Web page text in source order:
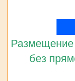
Размещение
без